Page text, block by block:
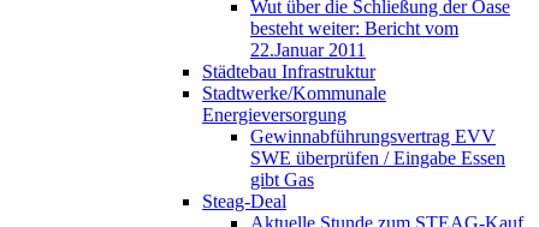
Wut über die Schließung der Oase
besteht weiter: Bericht vom
22.Januar 2011
Städtebau Infrastruktur
Stadtwerke/Kommunale
Energieversorgung
Gewinnabführungsvertrag EVV
SWE überprüfen / Eingabe Essen
gibt Gas
Steag-Deal
Aktuelle Stunde zum STEAG-Kauf